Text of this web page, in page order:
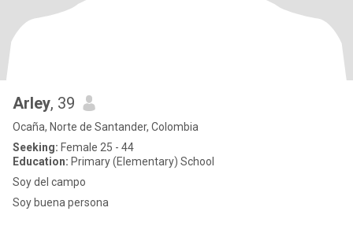
Arley, 39
Ocaña, Norte de Santander, Colombia
Seeking: Female 25 - 44
Education: Primary (Elementary) School
Soy del campo
Soy buena persona